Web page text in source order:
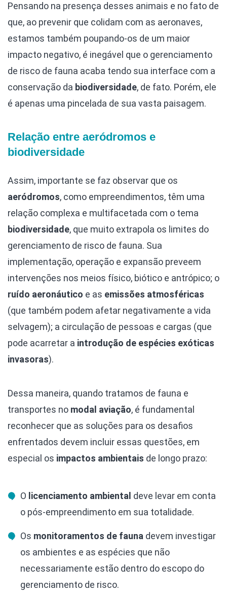
Pensando na presença desses animais e no fato de
que, ao prevenir que colidam com as aeronaves,
estamos também poupando-os de um maior
impacto negativo, é inegável que o gerenciamento
de risco de fauna acaba tendo sua interface com a
conservação da biodiversidade, de fato. Porém, ele
é apenas uma pincelada de sua vasta paisagem.
Relação entre aeródromos e
biodiversidade
Assim, importante se faz observar que os
aeródromos, como empreendimentos, têm uma
relação complexa e multifacetada com o tema
biodiversidade, que muito extrapola os limites do
gerenciamento de risco de fauna. Sua
implementação, operação e expansão preveem
intervenções nos meios físico, biótico e antrópico; o
ruído aeronáutico e as emissões atmosféricas
(que também podem afetar negativamente a vida
selvagem); a circulação de pessoas e cargas (que
pode acarretar a introdução de espécies exóticas
invasoras).
Dessa maneira, quando tratamos de fauna e
transportes no modal aviação, é fundamental
reconhecer que as soluções para os desafios
enfrentados devem incluir essas questões, em
especial os impactos ambientais de longo prazo:
O licenciamento ambiental deve levar em conta
o pós-empreendimento em sua totalidade.
Os monitoramentos de fauna devem investigar
os ambientes e as espécies que não
necessariamente estão dentro do escopo do
gerenciamento de risco.